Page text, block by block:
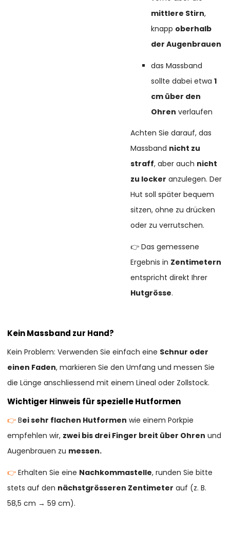
mittlere Stirn,
knapp oberhalb
der Augenbrauen
das Massband
sollte dabei etwa1
cm über den
Ohren verlaufen
Achten Sie darauf, das
Massband nicht zu
straff, aber auch nicht
zu locker anzulegen. Der
Hut soll später bequem
sitzen, ohne zu drücken
oder zu verrutschen.
👉 Das gemessene
Ergebnis in Zentimetern
entspricht direkt Ihrer
Hutgrösse.
Kein Massband zur Hand?
Kein Problem: Verwenden Sie einfach eine Schnur oder
einen Faden, markieren Sie den Umfang und messen Sie
die Länge anschliessend mit einem Lineal oder Zollstock.
Wichtiger Hinweis für spezielle Hutformen
👉Bei sehr flachen Hutformen wie einem Porkpie
empfehlen wir, zwei bis drei Finger breit über Ohren und
Augenbrauen zu messen.
👉Erhalten Sie eine Nachkommastelle, runden Sie bitte
stets auf den nächstgrösseren Zentimeter auf (z. B.
58,5 cm → 59 cm).